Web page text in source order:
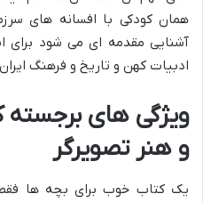
همان کودکی با افسانه های
آشنایی مقدمه ای می شود برای
ادبیات کهن و تاریخ و فرهنگ
ویژگی های برجسته
و هنر تصویرگر
یک کتاب خوب برای بچه ها فقط